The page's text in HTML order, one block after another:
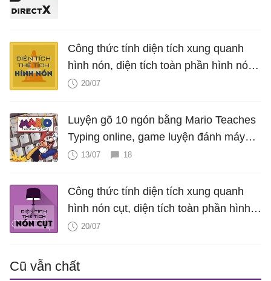
Công thức tính diện tích xung quanh
hình nón, diện tích toàn phần hình nón,
thể tích hình nón, V nón
20/07
Luyện gõ 10 ngón bằng Mario Teaches
Typing online, game luyện đánh máy
cực hấp dẫn
13/07 18
Công thức tính diện tích xung quanh
hình nón cụt, diện tích toàn phần hình
nón cụt, thể tích hình nón cụt
20/07
Cũ vẫn chất